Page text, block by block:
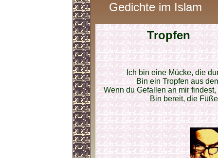
Gedichte im Islam
Tropfen
Ich bin eine Mücke, die
Bin ein Tropfen aus
Wenn du Gefallen an mir
Bin bereit, die